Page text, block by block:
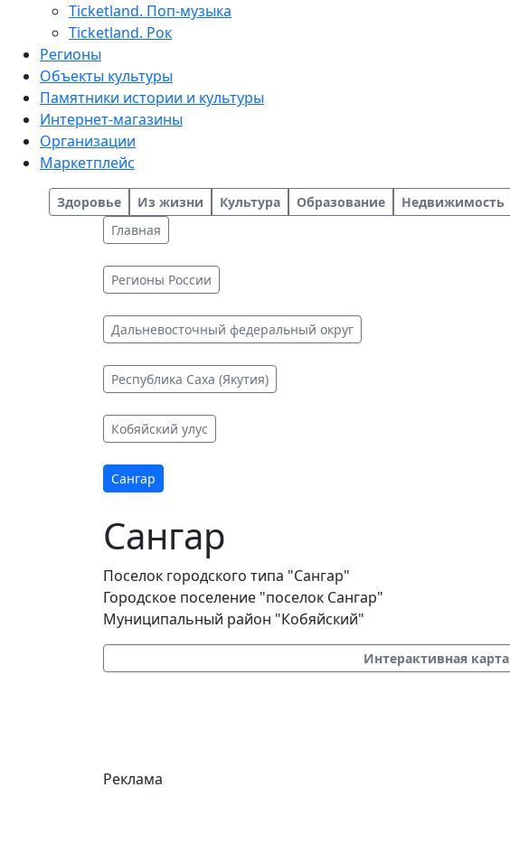
Ticketland. Поп-музыка
Ticketland. Рок
Регионы
Объекты культуры
Памятники истории и культуры
Интернет-магазины
Организации
Маркетплейс
Здоровье Из жизни Культура Образование Недвижимость
Главная
Регионы России
Дальневосточный федеральный округ
Республика Саха (Якутия)
Кобяйский улус
Сангар
Сангар
Поселок городского типа "Сангар"
Городское поселение "поселок Сангар"
Муниципальный район "Кобяйский"
Интерактивная карта
Реклама